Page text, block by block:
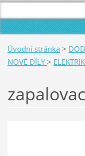
Úvodní stránka >
NOVÉ DÍLY>